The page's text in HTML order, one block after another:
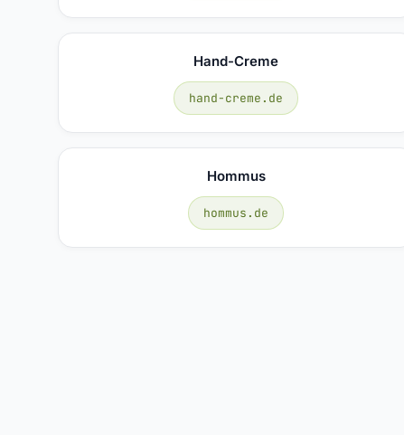
Hand-Creme
hand-creme.de
Hommus
hommus.de